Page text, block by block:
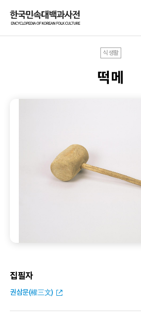
식생활
떡메
집필자
권삼문(權三文)